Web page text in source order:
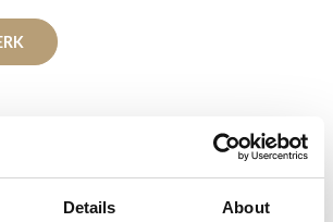
Details About